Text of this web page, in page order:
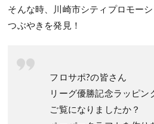
そんな時、川崎市シティプロモー
つぶやきを発見！
フロサポ?の皆さん
リーグ優勝記念ラッピン
ご覧になりましたか？